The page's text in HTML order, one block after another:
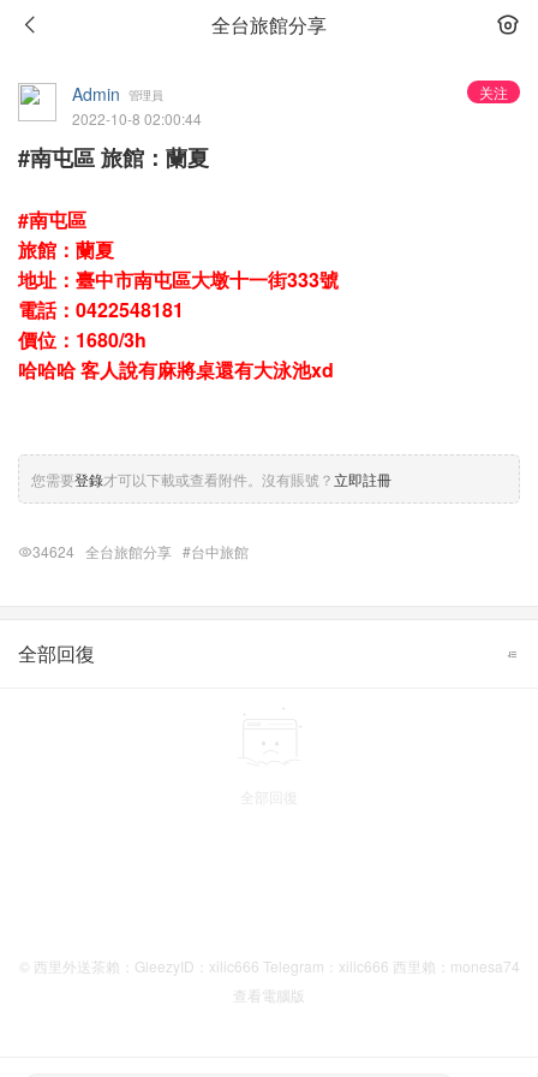
全台旅館分享
关注
Admin 管理員
2022-10-8 02:00:44
#南屯區 旅館：蘭夏
#南屯區
旅館：蘭夏
地址：臺中市南屯區大墩十一街333號
電話：0422548181
價位：1680/3h
哈哈哈 客人說有麻將桌還有大泳池xd
您需要登錄才可以下載或查看附件。沒有賬號？立即註冊
34624 全台旅館分享 #台中旅館
全部回復
全部回復
© 西里外送茶賴：GleezyID：xilic666 Telegram：xilic666 西里賴：monesa74
查看電腦版